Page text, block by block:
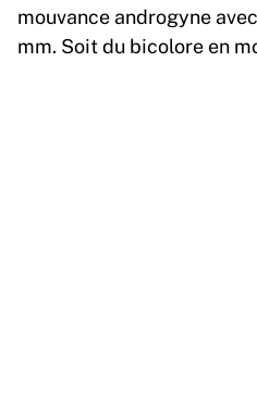
mouvance androgyne
mm. Soit du bicolore en